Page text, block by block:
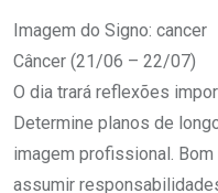
Imagem do Signo: cancer
Câncer (21/06 – 22/07)
O dia trará reflexões
Determine planos de
imagem profissional.
assumir